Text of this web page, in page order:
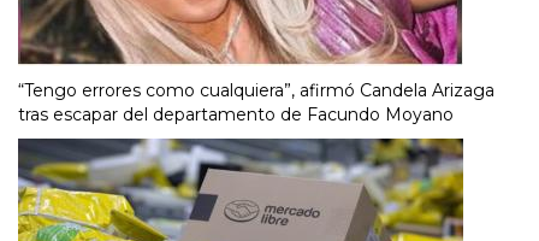
“Tengo errores como cualquiera”, afirmó Candela Arizaga
tras escapar del departamento de Facundo Moyano